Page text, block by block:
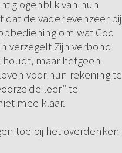
ogenblik van hun
de vader evenzeer bij
om wat God
verzegelt Zijn verbond
maar hetgeen
voor hun rekening te
leer” te
mee klaar.
toe bij het overdenken